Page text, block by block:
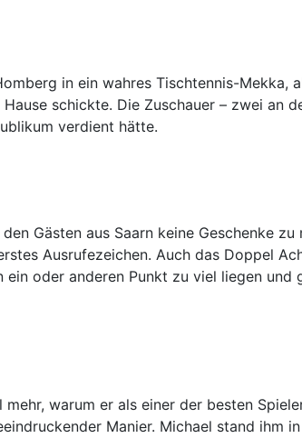
in ein wahres Tischtennis-Mekka,
schickte. Die Zuschauer – zwei an
verdient hätte.
Gästen aus Saarn keine Geschenke
Ausrufezeichen. Auch das Doppel
oder anderen Punkt zu viel liegen
warum er als einer der besten
Manier. Michael stand ihm